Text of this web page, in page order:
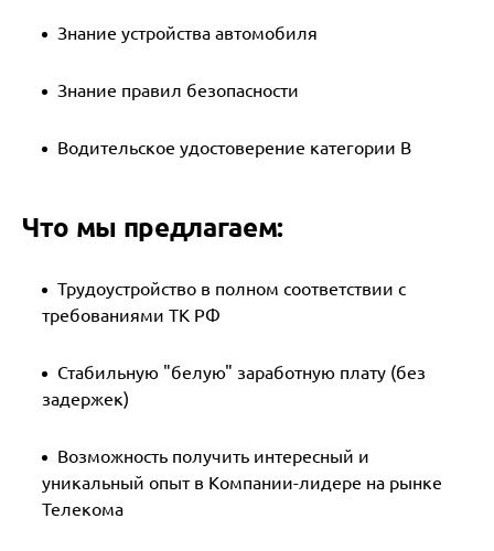
Знание устройства автомобиля
Знание правил безопасности
Водительское удостоверение категории B
Что мы предлагаем:
Трудоустройство в полном соответствии с
требованиями ТК РФ
Стабильную "белую" заработную плату (без
задержек)
Возможность получить интересный и
уникальный опыт в Компании-лидере на рынке
Телекома